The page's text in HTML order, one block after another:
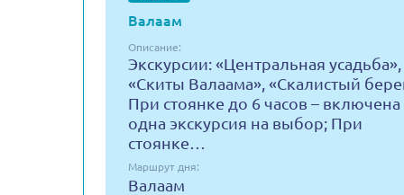
Валаам
Описание:
Экскурсии: «Центральная усадьба»,
«Скиты Валаама», «Скалистый
При стоянке до 6 часов – включена
одна экскурсия на выбор; При
стоянке…
Маршрут дня:
Валаам